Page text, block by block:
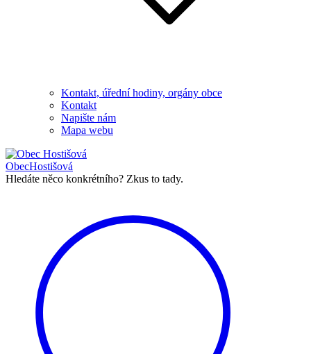
Kontakt, úřední hodiny, orgány obce
Kontakt
Napište nám
Mapa webu
ObecHostišová
Hledáte něco konkrétního? Zkus to tady.